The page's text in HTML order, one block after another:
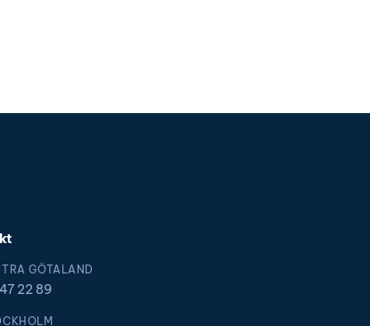
GÖTALAND
22 89